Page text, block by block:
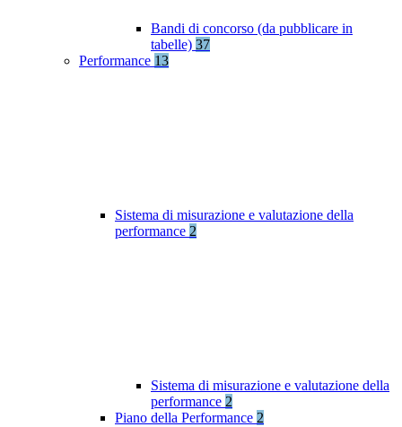
Bandi di concorso (da pubblicare in
tabelle) 37
Performance 13
Sistema di misurazione e valutazione della
performance 2
Sistema di misurazione e valutazione della
performance 2
Piano della Performance 2